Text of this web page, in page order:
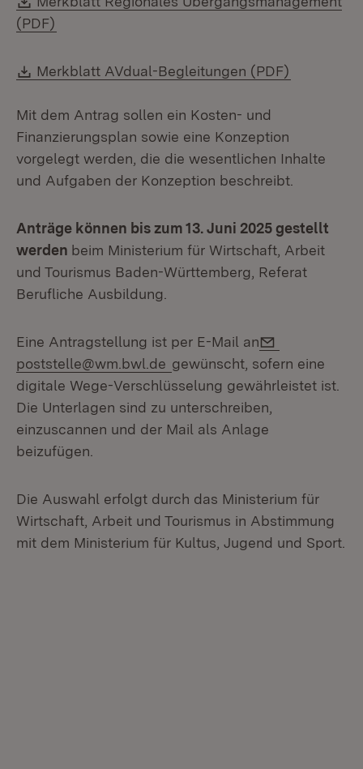
(PDF)
Download:
Merkblatt AVdual-Begleitungen (PDF)
Mit dem Antrag sollen ein Kosten- und
Finanzierungsplan sowie eine Konzeption
vorgelegt werden, die die wesentlichen Inhalte
und Aufgaben der Konzeption beschreibt.
Anträge können bis zum 13. Juni 2025 gestellt
werden beim Ministerium für Wirtschaft, Arbeit
und Tourismus Baden-Württemberg, Referat
Berufliche Ausbildung.
Eine Antragstellung ist per E-Mail an
poststelle@wm.bwl.de gewünscht, sofern eine
digitale Wege-Verschlüsselung gewährleistet ist.
Die Unterlagen sind zu unterschreiben,
einzuscannen und der Mail als Anlage
beizufügen.
Die Auswahl erfolgt durch das Ministerium für
Wirtschaft, Arbeit und Tourismus in Abstimmung
mit dem Ministerium für Kultus, Jugend und Sport.